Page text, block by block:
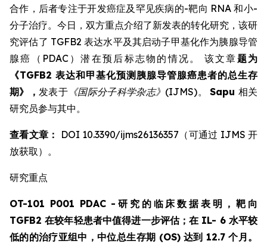
合作，后者专注于开发癌症及罕见疾病的-靶向 RNA 和小-
分子治疗。今日，双方重点介绍了新发表的转化研究，该研
究评估了 TGFB2 表达水平及其启动子甲基化作为胰腺导管
腺癌（PDAC）潜在预后标志物的情况。 该文章题为
《TGFB2 表达和甲基化预测胰腺导管腺癌患者的总生存
期》， 发表于 《国际分子科学杂志》 (IJMS)。Sapu 相关
研究员参与其中。
查看文章： DOI 10.3390/ijms26136357（可通过 IJMS开
放获取）。
研究重点
OT-101 P001 PDAC -研究的临床数据表明，靶向
TGFB2 在较年轻患者中值得进一步评估；在 IL- 6 水平较
低的的治疗亚组中，中位总生存期 (OS) 达到 12.7 个月。